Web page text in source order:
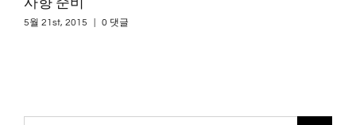
5월 21st, 2015 0 댓글